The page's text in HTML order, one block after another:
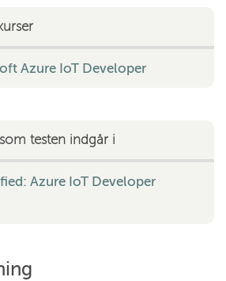
Azure IoT Developer
testen indgår i
Azure IoT Developer